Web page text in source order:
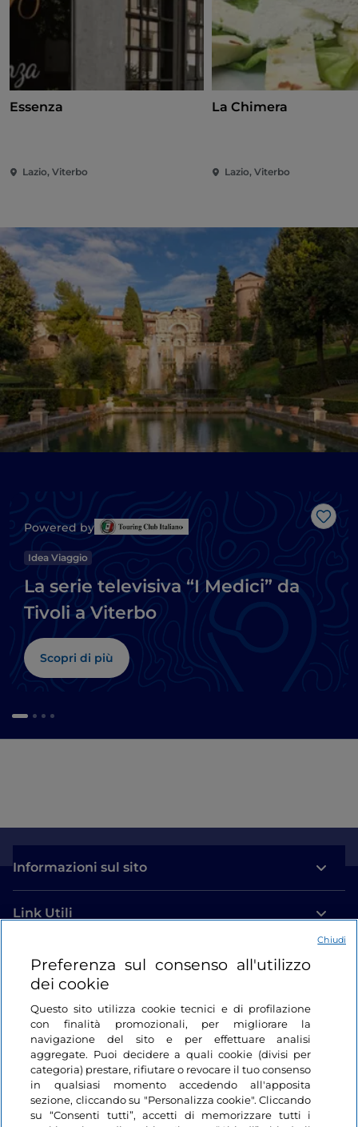
Essenza
Lazio, Viterbo
La Chimera
Lazio, Viterbo
Like
Powered by
Idea Viaggio
La serie televisiva “I Medici” da
Tivoli a Viterbo
Scopri di più
Informazioni sul sito
Link Utili
Login
Restiamo in contatto
Preferenza sul consenso all'utilizzo
dei cookie
Questo sito utilizza cookie tecnici e di profilazione
con finalità promozionali, per migliorare la
navigazione del sito e per effettuare analisi
aggregate. Puoi decidere a quali cookie (divisi per
categoria) prestare, rifiutare o revocare il tuo consenso
in qualsiasi momento accedendo all'apposita
sezione, cliccando su "Personalizza cookie". Cliccando
su “Consenti tutti”, accetti di memorizzare tutti i
Chiudi